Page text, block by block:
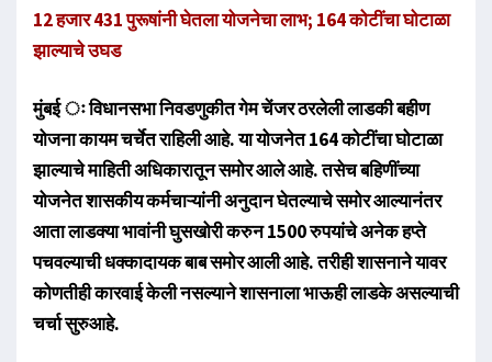
12 हजार 431 पुरूषांनी घेतला योजनेचा लाभ; 164 कोटींचा घोटाळा
झाल्याचे उघड
मुंबई ः विधानसभा निवडणुकीत गेम चेंजर ठरलेली लाडकी बहीण
योजना कायम चर्चेत राहिली आहे. या योजनेत 164 कोटींचा घोटाळा
झाल्याचे माहिती अधिकारातून समोर आले आहे. तसेच बहिणींच्या
योजनेत शासकीय कर्मचाऱ्यांनी अनुदान घेतल्याचे समोर आल्यानंतर
आता लाडक्या भावांनी घुसखोरी करुन 1500 रुपयांचे अनेक हप्ते
पचवल्याची धक्कादायक बाब समोर आली आहे. तरीही शासनाने यावर
कोणतीही कारवाई केली नसल्याने शासनाला भाऊही लाडके असल्याची
चर्चा सुरुआहे.